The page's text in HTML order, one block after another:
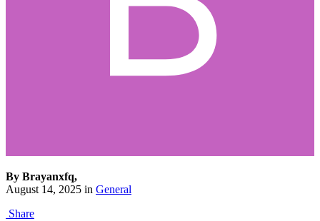
By Brayanxfq,
August 14, 2025 in General
Share